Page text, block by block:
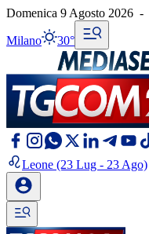
Domenica 9 Agosto 2026 -
Milano 30°
Leone (23 Lug - 23 Ago)